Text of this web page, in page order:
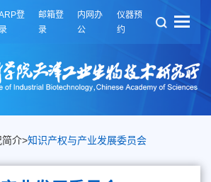
登
邮箱登
录
内网办
公
仪器预
约
简介>知识产权与产业发展委员会